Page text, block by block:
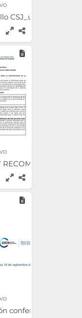
CRITERIOS DE
CSJ_uicn
Report 2025
conferencia de